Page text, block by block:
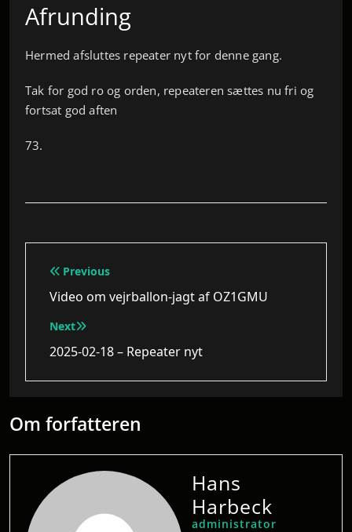
Afrunding
Hermed afsluttes repeater nyt for denne gang.
Tak for god ro og orden, repeateren sættes nu fri og
fortsat god aften
73.
Indlægsnavigation
Previous
Video om vejrballon-jagt af OZ1GMU
Next
2025-02-18 – Repeater nyt
Om forfatteren
Hans
Harbeck
administrator